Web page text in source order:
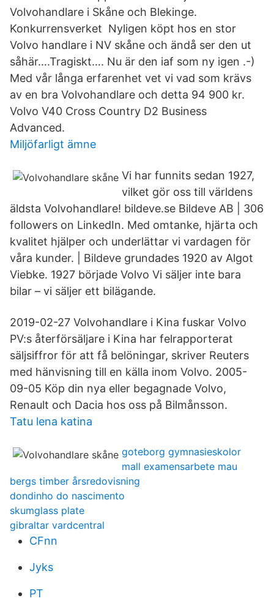
Volvohandlare i Skåne och Blekinge.
Konkurrensverket Nyligen köpt hos en stor
Volvo handlare i NV skåne och ändå ser den ut
såhär….Tragiskt…. Nu är den iaf som ny igen .-)
Med vår långa erfarenhet vet vi vad som krävs
av en bra Volvohandlare och detta 94 900 kr.
Volvo V40 Cross Country D2 Business
Advanced.
Miljöfarligt ämne
Vi har funnits sedan 1927,
vilket gör oss till världens
äldsta Volvohandlare! bildeve.se Bildeve AB | 306
followers on LinkedIn. Med omtanke, hjärta och
kvalitet hjälper och underlättar vi vardagen för
våra kunder. | Bildeve grundades 1920 av Algot
Viebke. 1927 började Volvo Vi säljer inte bara
bilar – vi säljer ett bilägande.
2019-02-27 Volvohandlare i Kina fuskar Volvo
PV:s återförsäljare i Kina har felrapporterat
säljsiffror för att få belöningar, skriver Reuters
med hänvisning till en källa inom Volvo. 2005-
09-05 Köp din nya eller begagnade Volvo,
Renault och Dacia hos oss på Bilmånsson.
Tatu lena katina
goteborg gymnasieskolor
mall examensarbete mau
bergs timber årsredovisning
dondinho do nascimento
skumglass plate
gibraltar vardcentral
CFnn
Jyks
PT